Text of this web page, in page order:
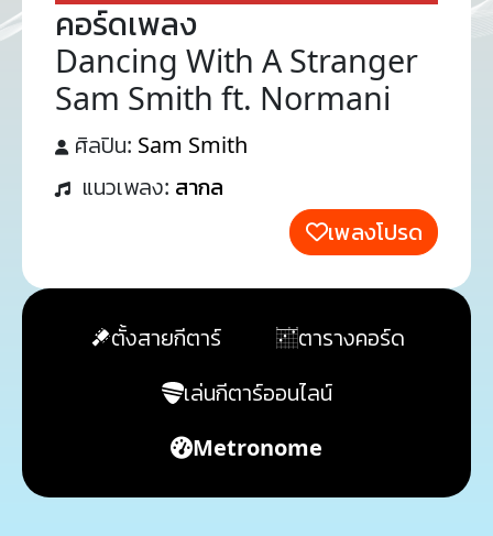
คอร์ดเพลง
Dancing With A Stranger
Sam Smith ft. Normani
ศิลปิน: Sam Smith
แนวเพลง: สากล
เพลงโปรด
ตั้งสายกีตาร์
ตารางคอร์ด
เล่นกีตาร์ออนไลน์
Metronome